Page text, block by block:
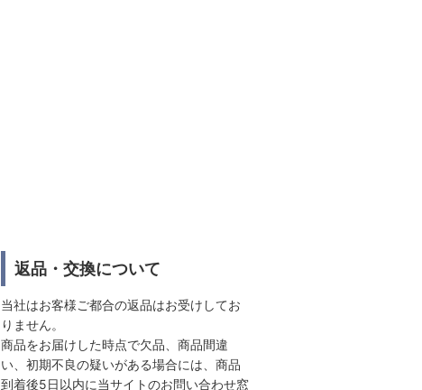
返品・交換について
当社はお客様ご都合の返品はお受けしてお
りません。
商品をお届けした時点で欠品、商品間違
い、初期不良の疑いがある場合には、商品
到着後5日以内に当サイトのお問い合わせ窓